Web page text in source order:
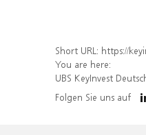
Short URL: https://keyinvest-
You are here:
UBS KeyInvest
Folgen Sie uns auf